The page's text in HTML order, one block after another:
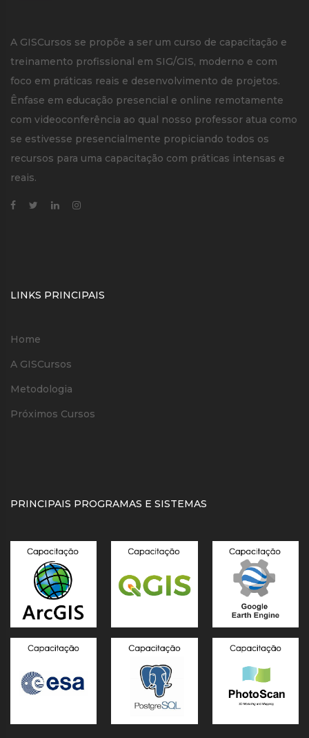
A GISCursos se propõe a ser um curso de capacitação e
treinamento profissional em SIG/GIS, moderno e com
foco em práticas reais e desenvolvimento de projetos.
Ênfase em educação presencial e online remotamente
com videoconferência ao qual nosso professor atua como
se estivesse presencialmente propiciando todos os
recursos para uma capacitação com práticas intensas e
reais.
LINKS PRINCIPAIS
Home
A GISCursos
Metodologia
Próximos Cursos
PRINCIPAIS PROGRAMAS E SISTEMAS